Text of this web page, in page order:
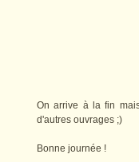
On arrive à la fin
d'autres ouvrages ;)
Bonne journée !